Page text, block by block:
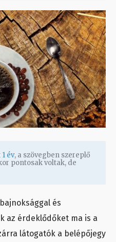
1 év, a szövegben szereplő
pontosak voltak, de
és
az érdeklődőket ma is a
látogatók a belépőjegy